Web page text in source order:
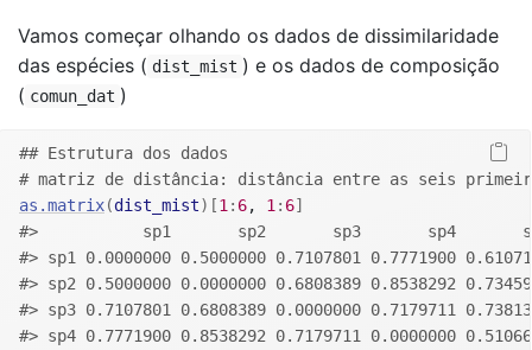
Vamos começar olhando os dados de dissimilaridade
das espécies ( dist_mist ) e os dados de composição
( comun_dat )
## Estrutura dos dados
# matriz de distância: distância entre as seis
as.matrix(dist_mist) [1 : 6, 1 : 6]
#>           sp1       sp2       sp3       sp4
#> sp1 0.0000000 0.5000000 0.7107801 0.7771900
#> sp2 0.5000000 0.0000000 0.6808389 0.8538292
#> sp3 0.7107801 0.6808389 0.0000000 0.7179711
#> sp4 0.7771900 0.8538292 0.7179711 0.0000000